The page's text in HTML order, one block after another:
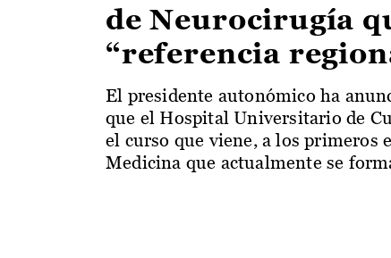
de Neurocirugía
“referencia
El presidente autonómico ha
que el Hospital Universitario de
el curso que viene, a los primeros
Medicina que actualmente se